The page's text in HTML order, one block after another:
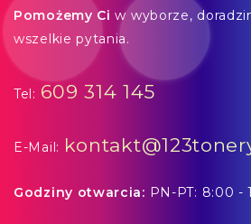
Pomożemy Ci w wyborze,
wszelkie pytania.
Tel: 609 314 145
E-Mail:
Godziny otwarcia: PN-PT: 8:00 -